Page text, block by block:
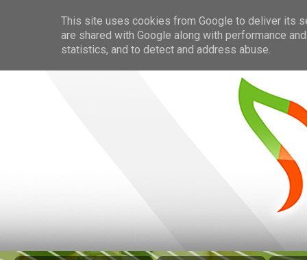
This site uses cookies from Google to deliver its
are shared with Google along with performance
statistics, and to detect and address abuse.